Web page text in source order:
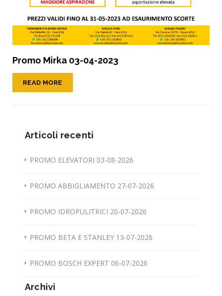
Promo Mirka 03-04-2023
READ MORE
Articoli recenti
PROMO ELEVATORI 03-08-2026
PROMO ABBIGLIAMENTO 27-07-2026
PROMO IDROPULITRICI 20-07-2026
PROMO BETA E STANLEY 13-07-2026
PROMO BOSCH EXPERT 06-07-2026
Archivi